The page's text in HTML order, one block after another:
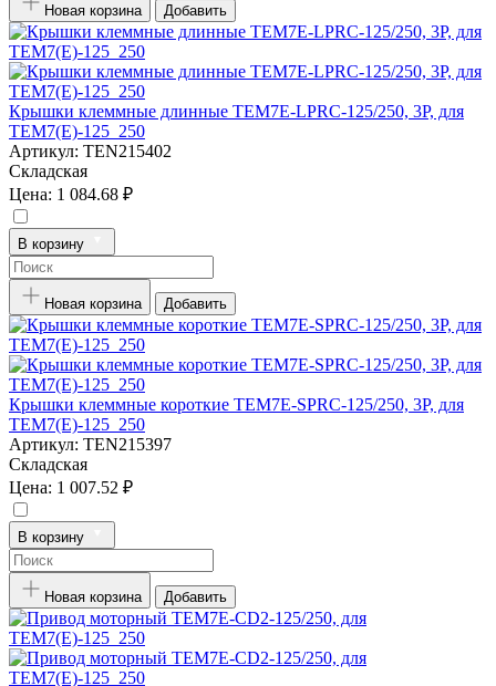
Новая корзина Добавить
Крышки клеммные длинные TEM7E-LPRC-125/250, 3P, для
TEM7(E)-125_250
Артикул: TEN215402
Складская
Цена: 1 084.68 ₽
В корзину
Новая корзина Добавить
Крышки клеммные короткие TEM7E-SPRC-125/250, 3P, для
TEM7(E)-125_250
Артикул: TEN215397
Складская
Цена: 1 007.52 ₽
В корзину
Новая корзина Добавить